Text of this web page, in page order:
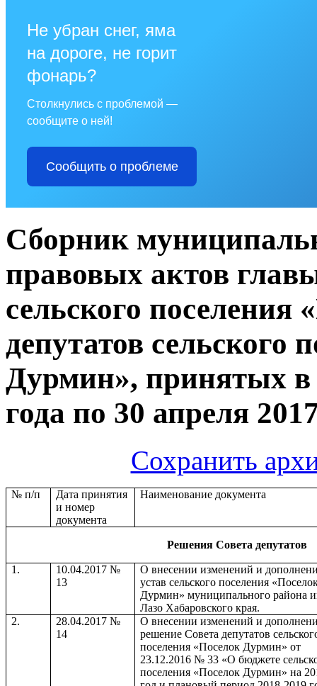
Не убран снег, яма
на дороге, не горит
фонарь?
Столкнулись с проблемой —
сообщите о ней!
Сообщить о проблеме
Сборник
правовых актов
сельского
депутатов сельского
Дурмин», принятых в
года по 30 апреля
Сохранить
№ п/п
Дата принятия
и номер
документа
Наименование документа
Решения Совета депутатов
1.
10.04.2017 №
13
О внесении изменений и
устав сельского поселения
Дурмин» муниципального района
Лазо Хабаровского края.
2.
28.04.2017 №
14
О внесении изменений и
решение Совета депутатов
поселения «Поселок Дурмин» от
23.12.2016 № 33 «О бюджете
поселения «Поселок Дурмин» на